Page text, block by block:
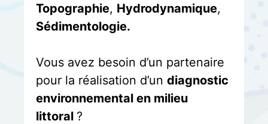
Topographie, Hydrodynamique,
Sédimentologie.
Vous avez besoin d’un partenaire
pour la réalisation d’un diagnostic
environnemental en milieu
littoral ?